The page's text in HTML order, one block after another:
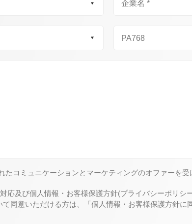
コミュニケーションとマーケティングのオファーを受
応及び個人情報・お客様保護方針(プライバシーポリ
同意いただける方は、「個人情報・お客様保護方針